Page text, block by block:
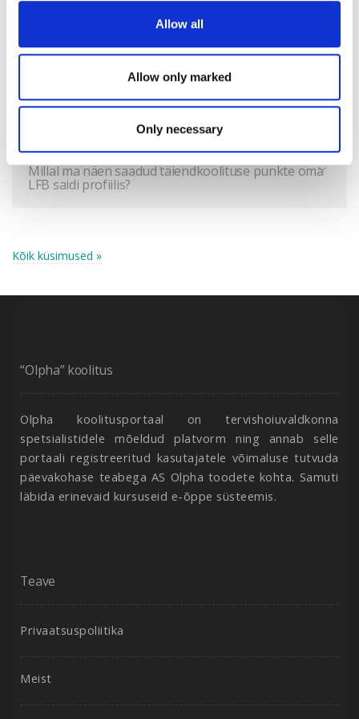
Allow all
Allow only marked
Only necessary
Mida teha, kui mul ei õnnestu liituda online loengu,
Millal ma näen saadud täiendkoolituse punkte oma
LFB saidi profiilis?
Kõik küsimused »
“Olpha” koolitus
Olpha koolitusportaal on tervishoiuvaldkonna
spetsialistidele mõeldud platvorm ning annab selle
portaali registreeritud kasutajatele võimaluse tutvuda
päevakohase teabega AS Olpha toodete kohta. Samuti
läbida erinevaid kursuseid e-õppe süsteemis.
Teave
Privaatsuspoliitika
Meist